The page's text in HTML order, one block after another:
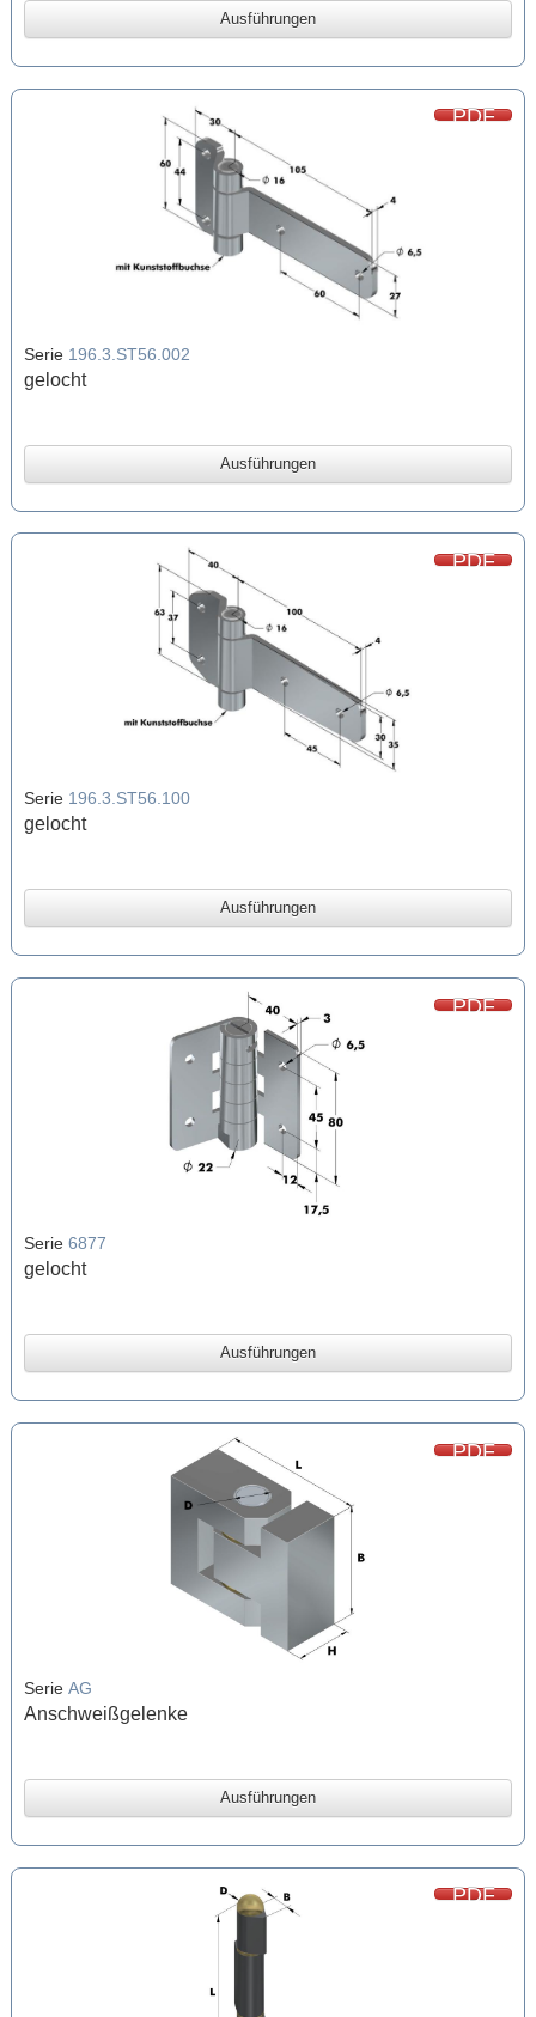
Ausführungen
PDF
Serie 196.3.ST56.002
gelocht
Ausführungen
PDF
Serie 196.3.ST56.100
gelocht
Ausführungen
PDF
Serie 6877
gelocht
Ausführungen
PDF
Serie AG
Anschweißgelenke
Ausführungen
PDF